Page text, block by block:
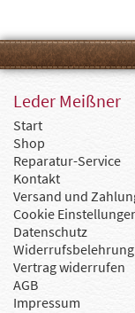
Leder Meißner
Start
Shop
Reparatur-Service
Kontakt
Versand und
Cookie
Datenschutz
Widerrufsbelehrung
Vertrag widerrufen
AGB
Impressum